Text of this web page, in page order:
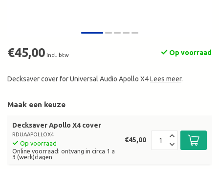
€45,00 Incl. btw Op voorraad
Decksaver cover for Universal Audio Apollo X4Lees meer.
Maak een keuze
Decksaver Apollo X4 cover
RDUAAPOLLOX4
Op voorraad
Online voorraad: ontvang in circa 1 a
3 (werk)dagen
€45,00